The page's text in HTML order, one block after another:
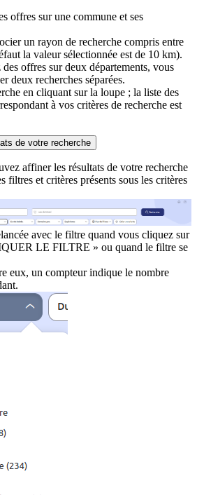
offres sur une commune et ses
un rayon de recherche compris entre
la valeur sélectionnée est de 10 km).
offres sur deux départements, vous
deux recherches séparées.
en cliquant sur la loupe ; la liste des
à vos critères de recherche est
de votre recherche
affiner les résultats de votre recherche
filtres et critères présents sous les critères
avec le filtre quand vous cliquez sur
LE FILTRE » ou quand le filtre se
eux, un compteur indique le nombre